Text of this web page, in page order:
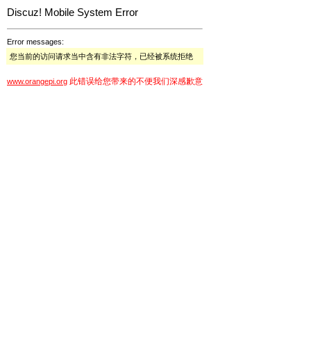
Discuz! Mobile System Error
Error messages:
您当前的访问请求当中含有非法字符，已经被系统拒绝
www.orangepi.org 此错误给您带来的不便我们深感歉意